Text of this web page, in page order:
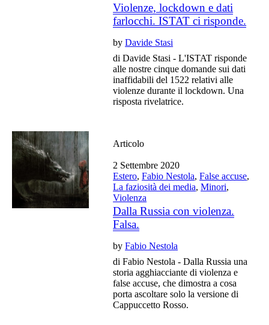
Violenze, lockdown e dati
farlocchi. ISTAT ci risponde.
byDavide Stasi
di Davide Stasi - L'ISTAT risponde
alle nostre cinque domande sui dati
inaffidabili del 1522 relativi alle
violenze durante il lockdown. Una
risposta rivelatrice.
Articolo
2 Settembre 2020
Estero,Fabio Nestola,False accuse,
La faziosità dei media,Minori,
Violenza
Dalla Russia con violenza.
Falsa.
byFabio Nestola
di Fabio Nestola - Dalla Russia una
storia agghiacciante di violenza e
false accuse, che dimostra a cosa
porta ascoltare solo la versione di
Cappuccetto Rosso.